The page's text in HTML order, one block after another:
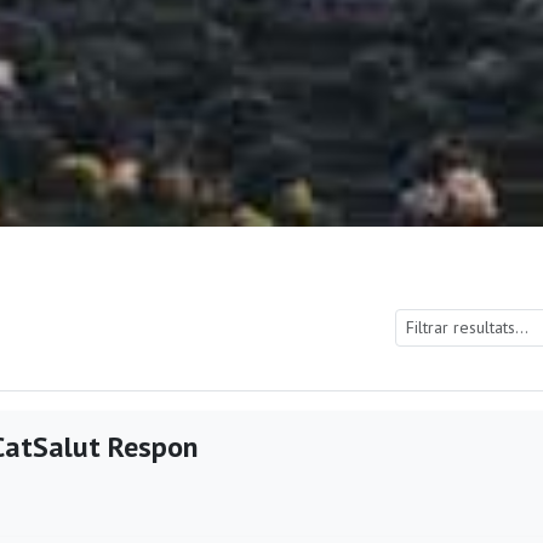
Respon